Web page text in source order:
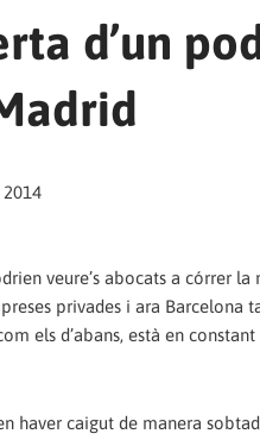
d’un
2014
veure’s abocats a córrer
privades i ara
els d’abans, està en
haver caigut de manera